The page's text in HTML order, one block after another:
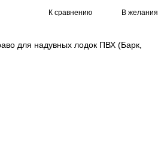
К сравнению В желания
для надувных лодок ПВХ (Барк,